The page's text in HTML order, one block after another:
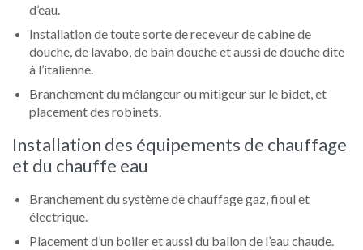
d’eau.
Installation de toute sorte de receveur de cabine de
douche, de lavabo, de bain douche et aussi de douche dite
à l’italienne.
Branchement du mélangeur ou mitigeur sur le bidet, et
placement des robinets.
Installation des équipements de chauffage
et du chauffe eau
Branchement du système de chauffage gaz, fioul et
électrique.
Placement d’un boiler et aussi du ballon de l’eau chaude.